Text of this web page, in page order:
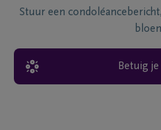
Stuur een
Betuig